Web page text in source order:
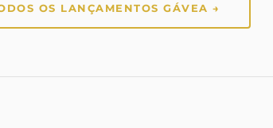
OS LANÇAMENTOS GÁVEA →